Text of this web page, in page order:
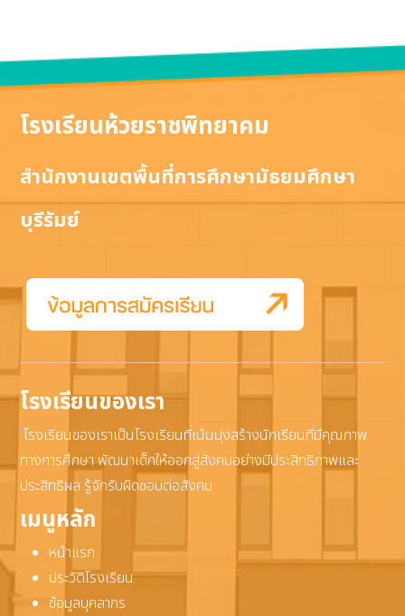
โรงเรียนห้วยราชพิทยาคม
สำนักงานเขตพื้นที่การศึกษามัธยมศึกษา
บุรีรัมย์
โรงเรียนของเรา
โรงเรียนของเราเป็นโรงเรียนที่เน้นมุ่งสร้างนักเรียนที่มีคุณภาพ
ทางการศึกษา พัฒนาเด็กให้ออกสู่สังคมอย่างมีประสิทธิภาพและ
ประสิทธิผล รู้จักรับผิดชอบต่อสังคม
เมนูหลัก
หน้าแรก
ประวัติโรงเรียน
ข้อมูลบุคลากร